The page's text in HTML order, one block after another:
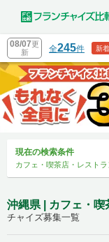
08/07更
新
全245件 新着
現在の検索条件
カフェ・喫茶店・レスト
沖縄県 | カフェ・
チャイズ募集一覧